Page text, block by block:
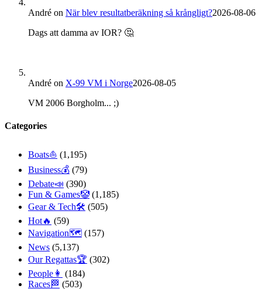
André on När blev resultatberäkning så krångligt?2026-08-06
Dags att damma av IOR? 🤔
André on X-99 VM i Norge2026-08-05
VM 2006 Borgholm... ;)
Categories
Boats⛵️ (1,195)
Business💰 (79)
Debate📣 (390)
Fun & Games🤡 (1,185)
Gear & Tech🛠 (505)
Hot🔥 (59)
Navigation🗺 (157)
News (5,137)
Our Regattas🏆 (302)
People👩 (184)
Races🏁 (503)